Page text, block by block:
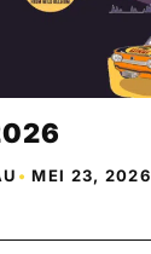
•MEI 23, 2026